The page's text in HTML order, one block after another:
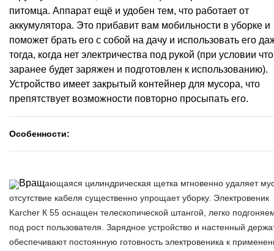
питомца. Аппарат ещё и удобен тем, что работает от
аккумулятора. Это прибавит вам мобильности в уборке и
поможет брать его с собой на дачу и использовать его
тогда, когда нет электричества под рукой (при условии
заранее будет заряжен и подготовлен к использованию).
Устройство имеет закрытый контейнер для мусора, что
препятствует возможности повторно просыпать его.
Особенности:
Вращающаяся цилиндрическая щетка мгновенно удаляет
отсутствие кабеля существенно упрощает уборку. Электровеник
Karcher К 55 оснащен телескопической штангой, легко
под рост пользователя. Зарядное устройство и настенный
обеспечивают постоянную готовность электровеника к